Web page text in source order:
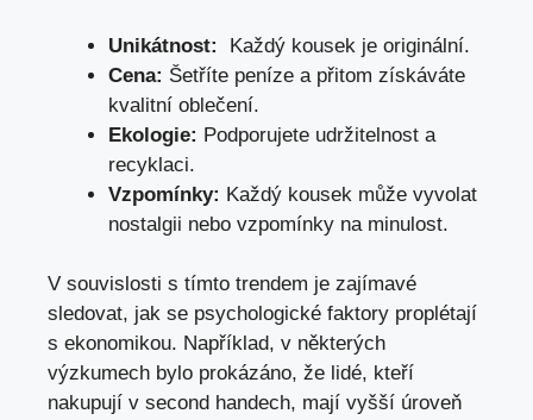
Unikátnost:
‍ Každý kousek ‍je originální.
Cena: Šetříte‍ peníze‌ a přitom získáváte
kvalitní oblečení.
Ekologie: Podporujete udržitelnost a‌
recyklaci.
Vzpomínky: ‌Každý kousek může vyvolat⁤
nostalgii nebo‍ vzpomínky⁤ na minulost.
V souvislosti s ​tímto trendem je ‍zajímavé
sledovat, jak se ​psychologické faktory proplétají
s ekonomikou. Například, v některých
výzkumech bylo prokázáno, že lidé, ⁣kteří
nakupují v ⁤second handech, mají vyšší úroveň